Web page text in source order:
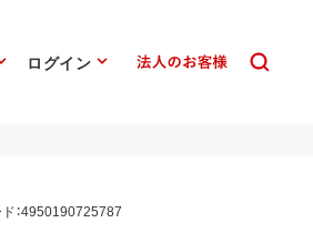
ログイン
：4950190725787